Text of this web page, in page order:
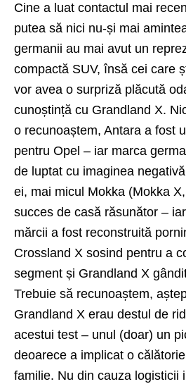
Cine a luat contactul mai
putea să nici nu-și mai
germanii au mai avut un
compactă SUV, însă cei care
vor avea o surpriză plăcută
cunoștință cu Grandland X.
o recunoaștem, Antara a fost
pentru Opel – iar marca
de luptat cu imaginea
ei, mai micul Mokka (Mokka
succes de casă răsunător –
mărcii a fost reconstruită
Crossland X sosind pentru a
segment și Grandland X
Trebuie să recunoaștem,
Grandland X erau destul de
acestui test – unul (doar) un
deoarece a implicat o
familie. Nu din cauza logisticii